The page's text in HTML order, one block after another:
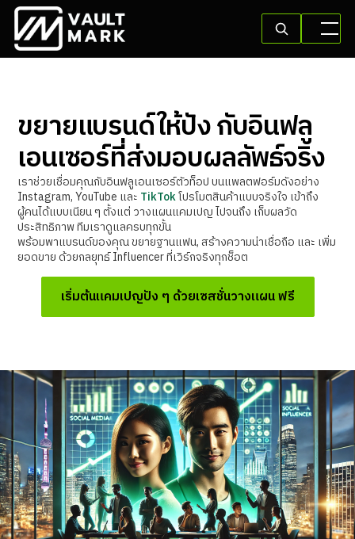
ขยายแบรนด์ให้ปัง กับอินฟลู
เอนเซอร์ที่ส่งมอบผลลัพธ์จริง
เราช่วยเชื่อมคุณกับอินฟลูเอนเซอร์ตัวท็อป บนแพลตฟอร์มดังอย่าง
Instagram, YouTube และ TikTokโปรโมตสินค้าแบบจริงใจ เข้าถึง
ผู้คนได้แบบเนียน ๆ ตั้งแต่ วางแผนแคมเปญ ไปจนถึง เก็บผลวัด
ประสิทธิภาพ ทีมเราดูแลครบทุกขั้น
พร้อมพาแบรนด์ของคุณ ขยายฐานแฟน, สร้างความน่าเชื่อถือ และ เพิ่ม
ยอดขาย ด้วยกลยุทธ์ Influencer ที่เวิร์กจริงทุกช็อต
เริ่มต้นแคมเปญปัง ๆ ด้วยเซสชั่นวางแผน ฟรี